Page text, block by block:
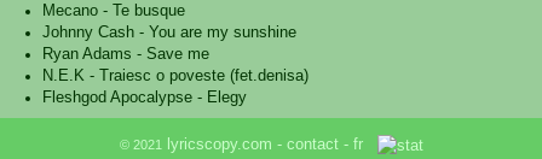
Mecano-
Te busque
Johnny Cash- You are my sunshine
Ryan Adams - Save me
N.E.K-
Traiesc o poveste (fet.denisa)
Fleshgod Apocalypse- Elegy
© 2021lyricscopy.com - contact- fr